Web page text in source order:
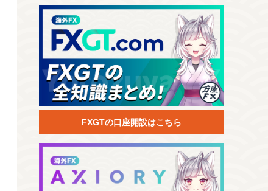
FXGTの口座開設はこちら